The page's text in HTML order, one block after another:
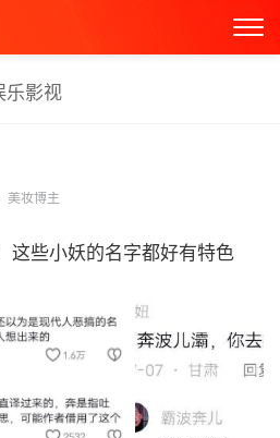
乐影视
美妆博主
这些小妖的名字都好有特色